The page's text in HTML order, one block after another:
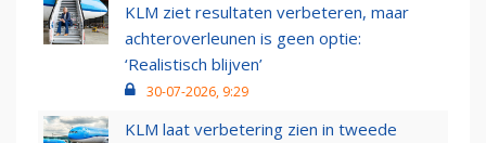
KLM ziet resultaten verbeteren, maar
achteroverleunen is geen optie:
‘Realistisch blijven’
30-07-2026, 9:29
KLM laat verbetering zien in tweede